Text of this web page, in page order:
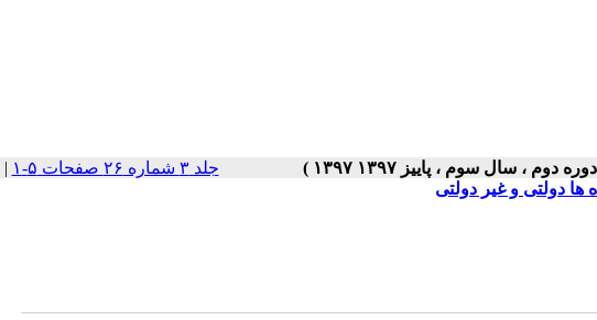
جلد ۳ شماره ۲۶ صفحات ۵-۱ |
دولتی و غیر دولتی